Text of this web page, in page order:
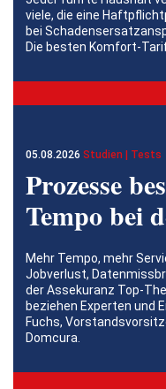
viele, die eine
bei
Die besten Komfort-
05.08.2026 Studien | Tests
Prozesse
Tempo bei
Mehr Tempo, mehr
Jobverlust,
der Assekuranz Top-
beziehen Experten und
Fuchs,
Domcura.